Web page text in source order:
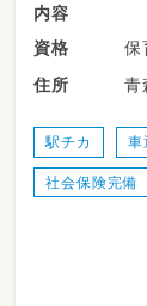
内容
資格
住所
青
駅チカ 車
社会保険完備